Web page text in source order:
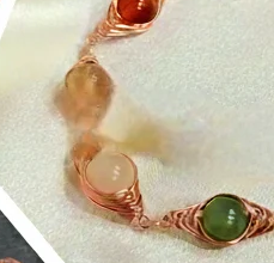
ilişkilendirilir. Spiritüel
meditasyon derinliğini
Tarih boyuncaTurmalin taşı
çıkmış, Antik Mısır’dan
doğal taşolarak kabul
enerjetik özellikleri, onu